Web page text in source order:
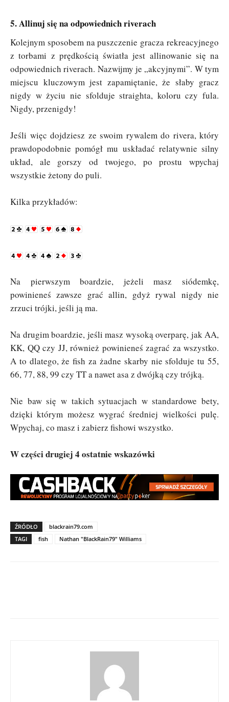
5. Allinuj się na odpowiednich riverach
Kolejnym sposobem na puszczenie gracza rekreacyjnego
z torbami z prędkością światła jest allinowanie się na
odpowiednich riverach. Nazwijmy je „akcyjnymi”. W tym
miejscu kluczowym jest zapamiętanie, że słaby gracz
nigdy w życiu nie sfolduje straighta, koloru czy fula.
Nigdy, przenigdy!
Jeśli więc dojdziesz ze swoim rywalem do rivera, który
prawdopodobnie pomógł mu uskładać relatywnie silny
układ, ale gorszy od twojego, po prostu wpychaj
wszystkie żetony do puli.
Kilka przykładów:
Na pierwszym boardzie, jeżeli masz siódemkę,
powinieneś zawsze grać allin, gdyż rywal nigdy nie
zrzuci trójki, jeśli ją ma.
Na drugim boardzie, jeśli masz wysoką overparę, jak AA,
KK, QQ czy JJ, również powinieneś zagrać za wszystko.
A to dlatego, że fish za żadne skarby nie sfolduje tu 55,
66, 77, 88, 99 czy TT a nawet asa z dwójką czy trójką.
Nie baw się w takich sytuacjach w standardowe bety,
dzięki którym możesz wygrać średniej wielkości pulę.
Wpychaj, co masz i zabierz fishowi wszystko.
W części drugiej 4 ostatnie wskazówki
ŹRÓDŁO
blackrain79.com
TAGI
fish Nathan "BlackRain79" Williams